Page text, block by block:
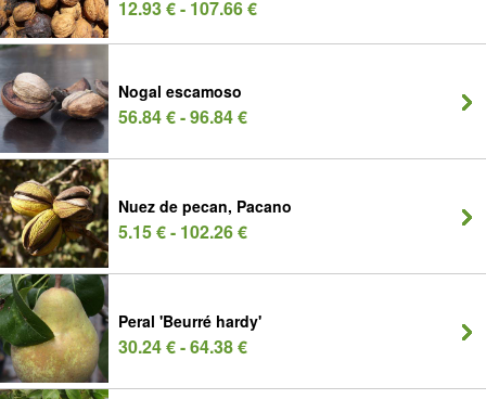
12.93 € - 107.66 €
Nogal escamoso
56.84 € - 96.84 €
Nuez de pecan, Pacano
5.15 € - 102.26 €
Peral 'Beurré hardy'
30.24 € - 64.38 €